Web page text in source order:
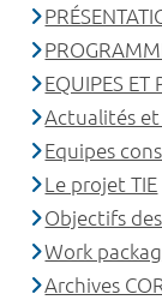
EQUIPES ET
Actualités
Equipes
Le projet TIE
Objectifs
Work
Archives